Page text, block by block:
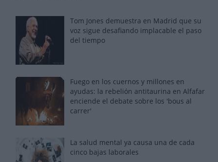
Tom Jones demuestra en Madrid que su
voz sigue desafiando implacable el paso
del tiempo
Fuego en los cuernos y millones en
ayudas: la rebelión antitaurina en Alfafar
enciende el debate sobre los 'bous al
carrer'
La salud mental ya causa una de cada
cinco bajas laborales